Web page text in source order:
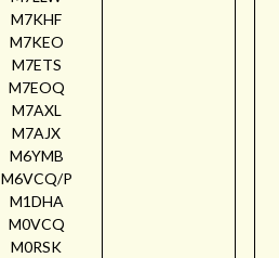
M7KHF
M7KEO
M7ETS
M7EOQ
M7AXL
M7AJX
M6YMB
M6VCQ/P
M1DHA
M0VCQ
M0RSK